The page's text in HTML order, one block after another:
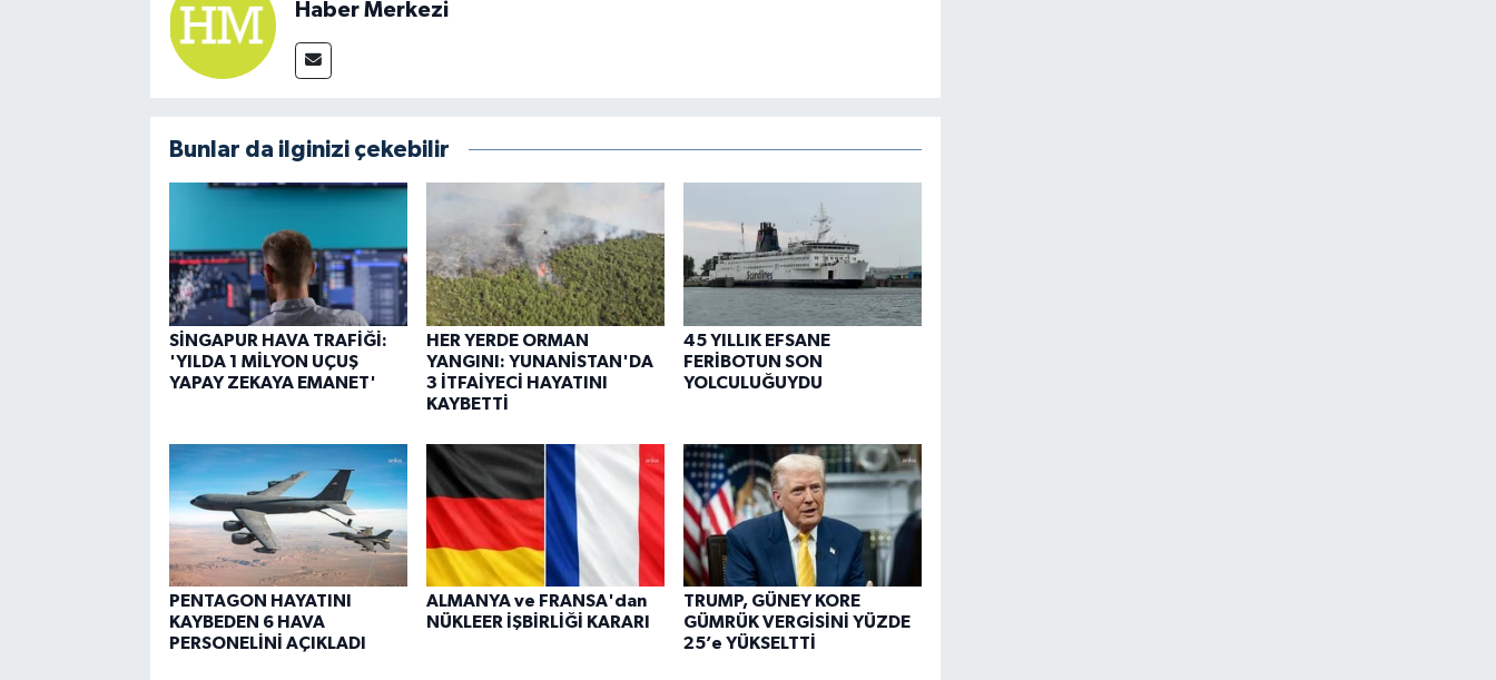
Haber Merkezi
Bunlar da ilginizi çekebilir
SİNGAPUR HAVA TRAFİĞİ:
'YILDA 1 MİLYON UÇUŞ
YAPAY ZEKAYA EMANET'
HER YERDE ORMAN
YANGINI: YUNANİSTAN'DA
3 İTFAİYECİ HAYATINI
KAYBETTİ
45 YILLIK EFSANE
FERİBOTUN SON
YOLCULUĞUYDU
PENTAGON HAYATINI
KAYBEDEN 6 HAVA
PERSONELİNİ AÇIKLADI
ALMANYA ve FRANSA'dan
NÜKLEER İŞBİRLİĞİ KARARI
TRUMP, GÜNEY KORE
GÜMRÜK VERGİSİNİ YÜZDE
25’e YÜKSELTTİ